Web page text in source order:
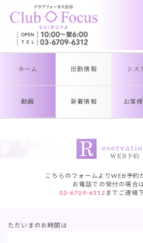
ホーム 出勤情報 シス
動画 新着情報 お客
こちらのフォームよりWEB予約
お電話での受付の場合は
03-6709-6312 までご連絡
ただいまのお時間は